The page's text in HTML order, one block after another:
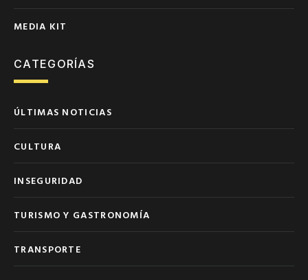
MEDIA KIT
CATEGORÍAS
ÚLTIMAS NOTICIAS
CULTURA
INSEGURIDAD
TURISMO Y GASTRONOMÍA
TRANSPORTE